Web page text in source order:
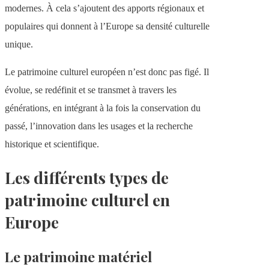
modernes. À cela s’ajoutent des apports régionaux et
populaires qui donnent à l’Europe sa densité culturelle
unique.
Le patrimoine culturel européen n’est donc pas figé. Il
évolue, se redéfinit et se transmet à travers les
générations, en intégrant à la fois la conservation du
passé, l’innovation dans les usages et la recherche
historique et scientifique.
Les différents types de
patrimoine culturel en
Europe
Le patrimoine matériel